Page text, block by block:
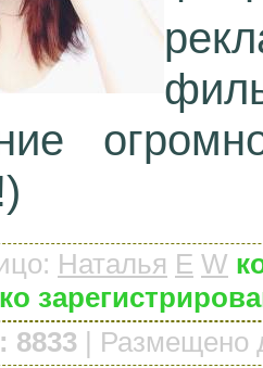
: Наталья E W
8833 | Размещено